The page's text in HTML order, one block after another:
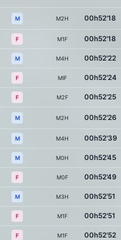
M M2H 00h52'18
F M1F 00h52'18
M M4H 00h52'22
F MIF 00h52'24
F M2F 00h52'25
M M2H 00h52'26
M M4H 00h52'39
M M0H 00h52'45
F M0F 00h52'49
M M3H 00h52'51
F M1F 00h52'51
F M1F 00h52'52